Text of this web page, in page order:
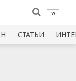
РУС
СТАТЬИ